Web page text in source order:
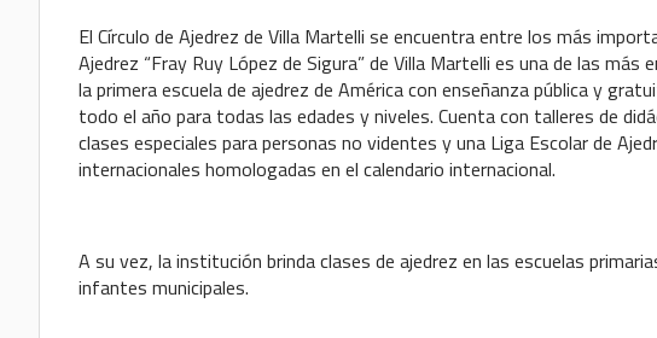
El Círculo de Ajedrez de Villa Martelli se encuentra entre los más
Ajedrez “Fray Ruy López de Sigura” de Villa Martelli es una de las
la primera escuela de ajedrez de América con enseñanza pública y
todo el año para todas las edades y niveles. Cuenta con talleres de
clases especiales para personas no videntes y una Liga Escolar de
internacionales homologadas en el calendario internacional.
A su vez, la institución brinda clases de ajedrez en las escuelas
infantes municipales.